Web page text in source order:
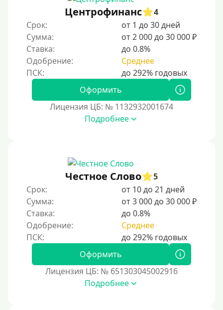
300000 руб
500000 руб
1000000 руб
Мини займы
На большую сумму
Банковские карты и платежные системы
С помощью системы Юнистрим
ВТБ
Виза (Visa)
Тинькофф
На карту Кукуруза
Центрофинанс
4
Срок:
от 1 до 30 дней
Сумма:
от 2 000 до 30 000 ₽
Ставка:
до 0.8%
Одобрение:
Среднее
Оформить
Лицензия ЦБ: № 1132932001674
Подробнее
Честное Слово
5
Срок:
от 10 до 21 дней
Сумма:
от 3 000 до 30 000 ₽
Ставка:
до 0.8%
Одобрение:
Среднее
Оформить
Лицензия ЦБ: № 651303045002916
Подробнее